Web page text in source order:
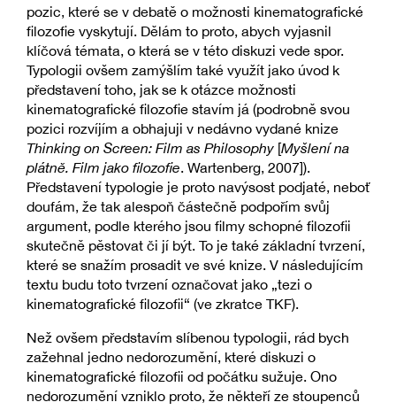
pozic, které se v debatě o možnosti kinematografické
filozofie vyskytují. Dělám to proto, abych vyjasnil
klíčová témata, o která se v této diskuzi vede spor.
Typologii ovšem zamýšlím také využít jako úvod k
představení toho, jak se k otázce možnosti
kinematografické filozofie stavím já (podrobně svou
pozici rozvíjím a obhajuji v nedávno vydané knize
Thinking on Screen: Film as Philosophy [Myšlení na
plátně. Film jako filozofie. Wartenberg, 2007]).
Představení typologie je proto navýsost podjaté, neboť
doufám, že tak alespoň částečně podpořím svůj
argument, podle kterého jsou filmy schopné filozofii
skutečně pěstovat či jí být. To je také základní tvrzení,
které se snažím prosadit ve své knize. V následujícím
textu budu toto tvrzení označovat jako „tezi o
kinematografické filozofii“ (ve zkratce TKF).
Než ovšem představím slíbenou typologii, rád bych
zažehnal jedno nedorozumění, které diskuzi o
kinematografické filozofii od počátku sužuje. Ono
nedorozumění vzniklo proto, že někteří ze stoupenců